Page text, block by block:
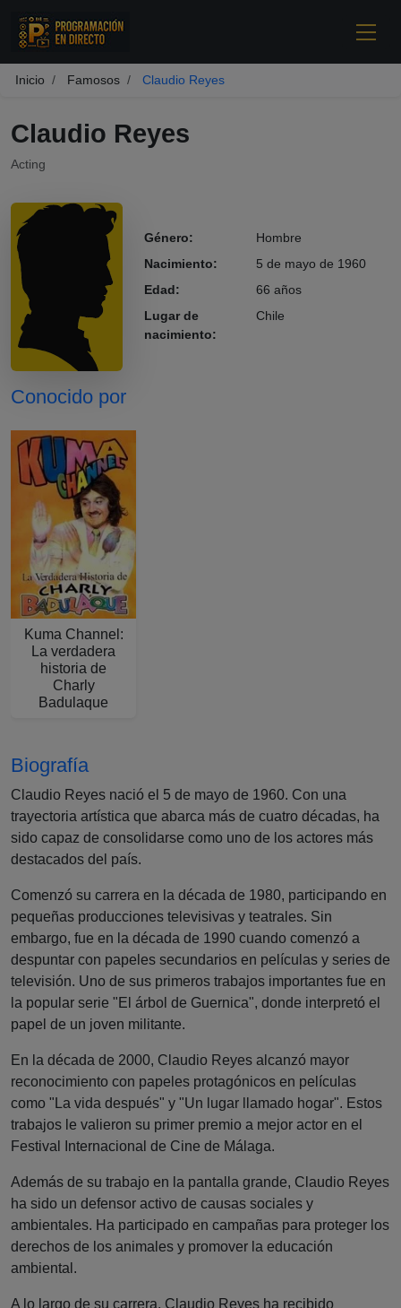
Inicio Famosos Claudio Reyes
Claudio Reyes
Acting
Género:
Hombre
Nacimiento:
5 de mayo de 1960
Edad:
66 años
Lugar de
nacimiento:
Chile
Conocido por
Kuma Channel: La verdadera historia de Charly Badulaque
Kuma Channel:
La verdadera
historia de
Charly
Badulaque
Biografía
Claudio Reyes nació el 5 de mayo de 1960. Con una
trayectoria artística que abarca más de cuatro décadas, ha
sido capaz de consolidarse como uno de los actores más
destacados del país.
Comenzó su carrera en la década de 1980, participando en
pequeñas producciones televisivas y teatrales. Sin
embargo, fue en la década de 1990 cuando comenzó a
despuntar con papeles secundarios en películas y series de
televisión. Uno de sus primeros trabajos importantes fue en
la popular serie "El árbol de Guernica", donde interpretó el
papel de un joven militante.
En la década de 2000, Claudio Reyes alcanzó mayor
reconocimiento con papeles protagónicos en películas
como "La vida después" y "Un lugar llamado hogar". Estos
trabajos le valieron su primer premio a mejor actor en el
Festival Internacional de Cine de Málaga.
Además de su trabajo en la pantalla grande, Claudio Reyes
ha sido un defensor activo de causas sociales y
ambientales. Ha participado en campañas para proteger los
derechos de los animales y promover la educación
ambiental.
A lo largo de su carrera, Claudio Reyes ha recibido